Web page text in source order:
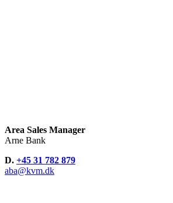
Area Sales Manager
Arne Bank
D. +45 31 782 879
aba@kvm.dk